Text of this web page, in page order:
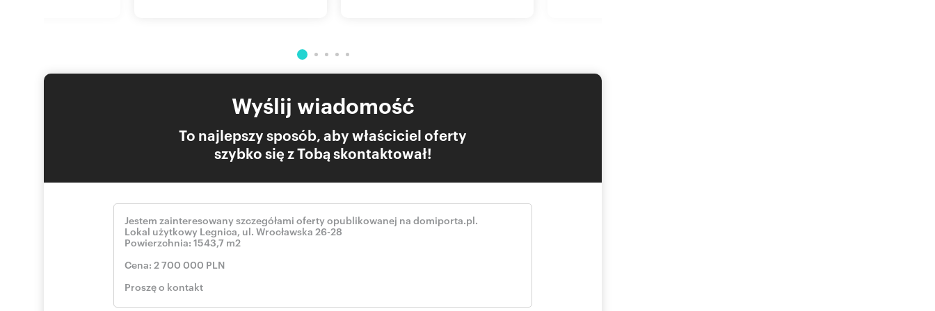
Oferta wysłana z programu dla biur nieruchomości ASARI CRM (asaricrm.com)
Wyślij wiadomość
To najlepszy sposób, aby właściciel oferty
szybko się z Tobą skontaktował!